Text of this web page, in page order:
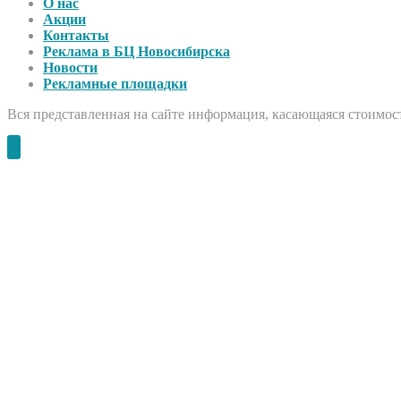
О нас
Акции
Контакты
Реклама в БЦ Новосибирска
Новости
Рекламные площадки
Вся представленная на сайте информация, касающаяся